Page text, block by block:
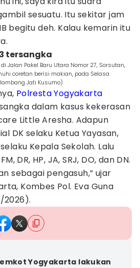
sesuatu. Itu sekitar jam
begitu deh. Kalau kemarin itu
tersangka
Jalan Pakel Baru Utara Nomor 27, Sorsutan,
coretan berisi makian, pada Selasa
Jati Kusumo)
Polresta Yogyakarta
dalam kasus kekerasan
Little Aresha. Adapun
DK selaku Ketua Yayasan,
Kepala Sekolah. Lalu
DR, HP, JA, SRJ, DO, dan DN.
sebagai pengasuh,” ujar
Kombes Pol. Eva Guna
2026).
Yogyakarta lakukan